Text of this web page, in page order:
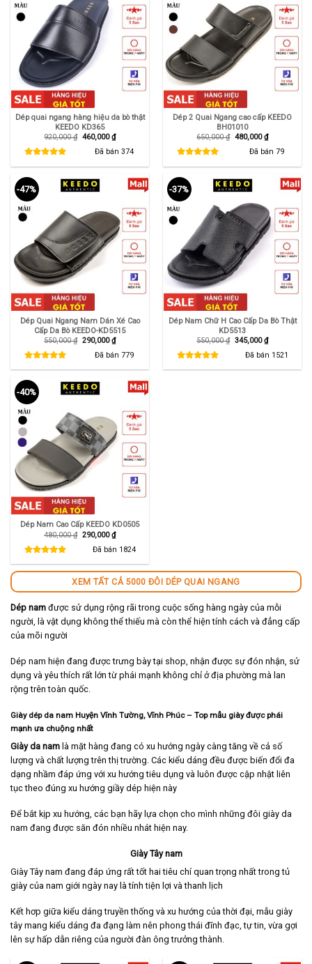
Dép quai ngang hàng hiệu da bò thật
KEEDO KD365
920,000₫ Giá
460,000₫Giá
hiện
tại
Đã bán 374
Dép 2 Quai Ngang cao cấp KEEDO
BH01010
650,000₫ Giá
480,000₫Giá
hiện
tại
Đã bán 79
-47%
Dép Quai Ngang Nam Dán Xé Cao
Cấp Da Bò KEEDO-KD5515
550,000₫ Giá
550,000 ₫.
290,000₫Giá
hiện
tại
là:
290,000 ₫.
Đã bán 779
-37%
Dép Nam Chữ H Cao Cấp Da Bò Thật
KD5513
550,000₫ Giá
550,000 ₫.
345,000₫Giá
hiện
tại
là:
345,000 ₫.
Đã bán 1521
-40%
Dép Nam Cao Cấp KEEDO KD0505
480,000₫ Giá
480,000 ₫.
290,000₫Giá
hiện
tại
là:
Đã bán 1824
XEM TẤT CẢ 5000 ĐÔI DÉP QUAI NGANG
Dép nam được sử dụng rộng rãi trong cuộc sống hàng ngày của mỗi
người, là vật dụng không thể thiếu mà còn thể hiện tính cách và đẳng cấp
của mõi người
Dép nam hiện đang được trưng bày tại shop, nhận được sự đón nhận, sử
dụng và yêu thích rất lớn từ phái mạnh không chỉ ở địa phường mà lan
rộng trên toàn quốc.
Giày dép da nam Huyện Vĩnh Tường, Vĩnh Phúc– Top mẫu giày được phái
mạnh ưa chuộng nhất
Giày da nam là mặt hàng đang có xu hướng ngày càng tăng về cả số
lượng và chất lượng trên thị trường. Các kiểu dáng đều được biến đổi đa
dạng nhầm đáp ứng với xu hướng tiêu dụng và luôn được cập nhật liên
tục theo đúng xu hướng giầy dép hiện này
Để bắt kịp xu hướng, các bạn hãy lựa chọn cho mình những đôi giày da
nam đang được săn đón nhiều nhát hiện nay.
Giày Tây nam
Giày Tây nam đang đáp ứng rất tốt hai tiêu chí quan trọng nhất trong tủ
giày của nam giới ngày nay là tính tiện lợi và thanh lịch
Kết hơp giữa kiểu dáng truyền thống và xu hướng của thời đại, mẫu giày
tây mang kiểu dáng đa đạng làm nên phong thái đĩnh đạc, tự tin, vừa gợi
lên sự hấp dẫn riêng của người đàn ông trưởng thành.